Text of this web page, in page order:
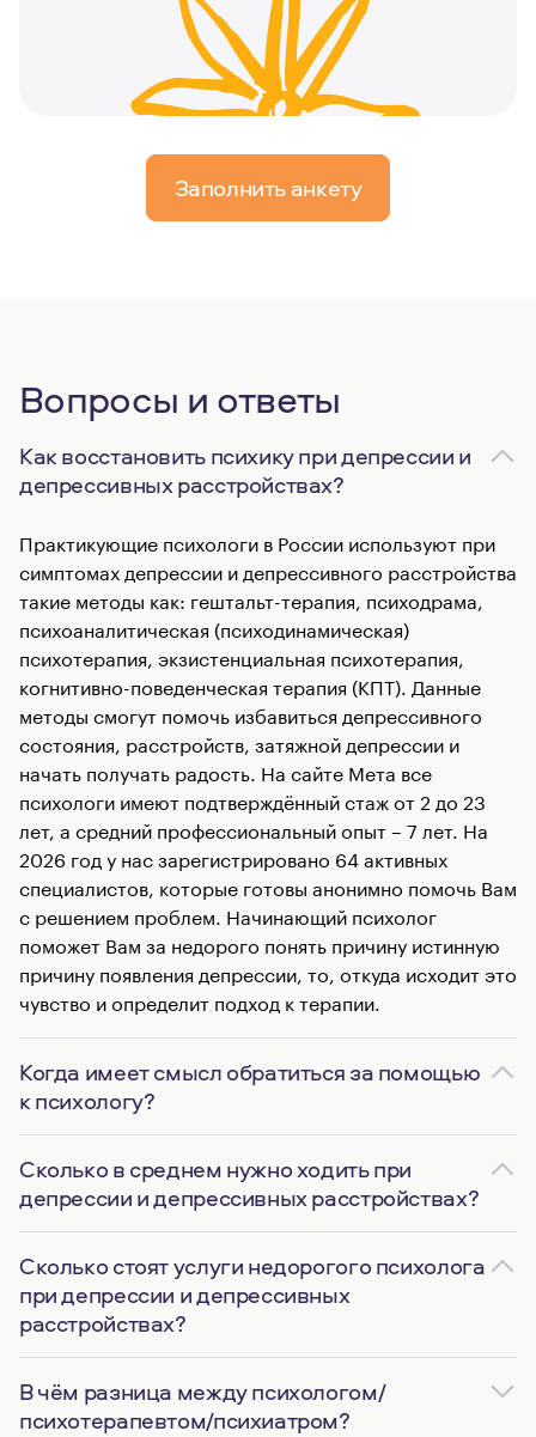
Заполнить анкету
Вопросы и ответы
Как восстановить психику при депрессии и
депрессивных расстройствах?
Практикующие психологи в России используют при
симптомах депрессии и депрессивного расстройства
такие методы как: гештальт-терапия, психодрама,
психоаналитическая (психодинамическая)
психотерапия, экзистенциальная психотерапия,
когнитивно-поведенческая терапия (КПТ). Данные
методы смогут помочь избавиться депрессивного
состояния, расстройств, затяжной депрессии и
начать получать радость. На сайте Мета все
психологи имеют подтверждённый стаж от 2 до 23
лет, а средний профессиональный опыт – 7 лет. На
2026 год у нас зарегистрировано 64 активных
специалистов, которые готовы анонимно помочь Вам
с решением проблем. Начинающий психолог
поможет Вам за недорого понять причину истинную
причину появления депрессии, то, откуда исходит это
чувство и определит подход к терапии.
Когда имеет смысл обратиться за помощью
к психологу?
Сколько в среднем нужно ходить при
депрессии и депрессивных расстройствах?
Сколько стоят услуги недорогого психолога
при депрессии и депрессивных
расстройствах?
В чём разница между психологом/
психотерапевтом/психиатром?